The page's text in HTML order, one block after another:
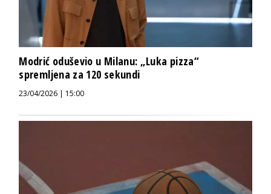
Modrić oduševio u Milanu: „Luka pizza“
spremljena za 120 sekundi
23/04/2026 | 15:00